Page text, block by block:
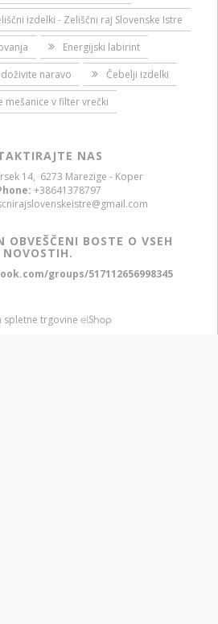
izdelki - Zeliščni raj Slovenske Istre
Energijski labirint
naravo
Čebelji izdelki
mešanice v filter vrečki
NAS
14, 6273 Marezige - Koper
+38641378797
OBVEŠČENI BOSTE O VSEH
NOVOSTIH.
groups/517112656998345
spletne trgovine